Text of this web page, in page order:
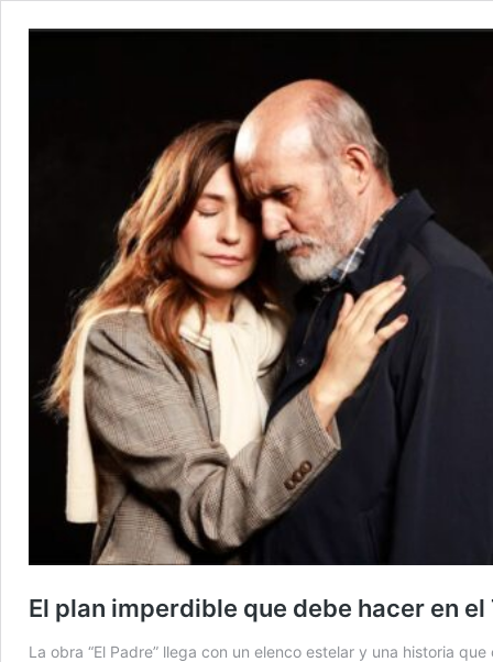
El plan imperdible que debe hacer en
La obra “El Padre” llega con un elenco estelar y una historia